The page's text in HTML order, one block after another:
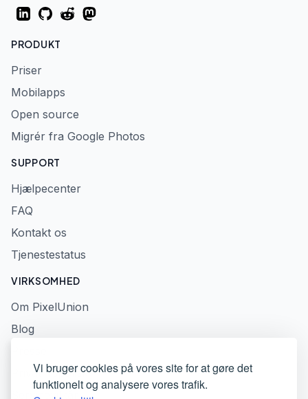
Vi bruger cookies på vores site for at gøre det
funktionelt og analysere vores trafik.
LinkedInGitHubRedditMastodon
PRODUKT
Priser
Mobilapps
Open source
Migrér fra Google Photos
SUPPORT
Hjælpecenter
FAQ
Kontakt os
Tjenestestatus
VIRKSOMHED
Om PixelUnion
Blog
Privatlivspolitik
Servicevilkår